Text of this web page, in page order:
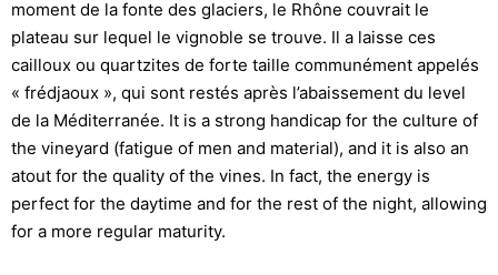
moment de la fonte des glaciers, le Rhône couvrait le
plateau sur lequel le vignoble se trouve. Il a laisse ces
cailloux ou quartzites de forte taille communément appelés
« frédjaoux », qui sont restés après l’abaissement du level
de la Méditerranée. It is a strong handicap for the culture of
the vineyard (fatigue of men and material), and it is also an
atout for the quality of the vines. In fact, the energy is
perfect for the daytime and for the rest of the night, allowing
for a more regular maturity.